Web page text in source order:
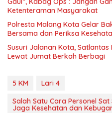
Ketenteraman Masyarakat
Polresta Malang Kota Gelar
Bersama dan Periksa
Susuri Jalanan Kota,
Lewat Jumat Berkah Berbagi
5 KM
Lari 4
Salah Satu Cara Personel
Jaga Kesehatan dan